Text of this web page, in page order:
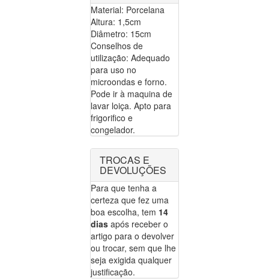
Material: Porcelana
Altura: 1,5cm
Diâmetro: 15cm
Conselhos de
utilização: Adequado
para uso no
microondas e forno.
Pode ir à maquina de
lavar loiça. Apto para
frigorifico e
congelador.
TROCAS E
DEVOLUÇÕES
Para que tenha a
certeza que fez uma
boa escolha, tem 14
dias após receber o
artigo para o devolver
ou trocar, sem que lhe
seja exigida qualquer
justificação.